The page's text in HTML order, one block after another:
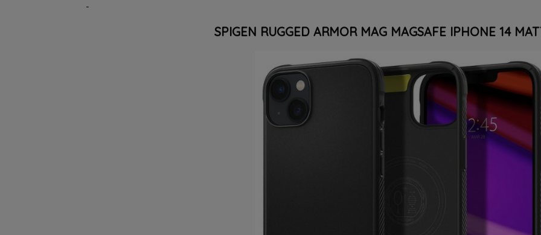
-
SPIGEN RUGGED ARMOR MAG MAGSAFE IPHONE 14